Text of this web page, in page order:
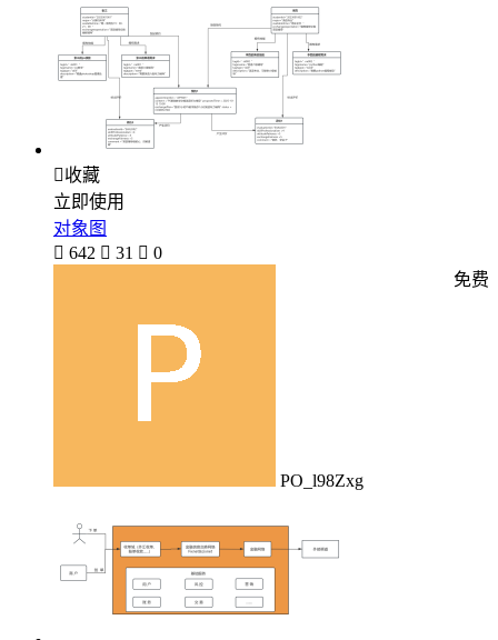
收藏
立即使用
对象图
 642  31  0
PO_l98Zxg
免费